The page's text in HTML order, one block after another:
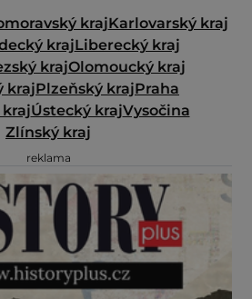
krajKarlovarský kraj
krajLiberecký kraj
krajOlomoucký kraj
krajPlzeňský krajPraha
krajÚstecký krajVysočina
Zlínský kraj
reklama